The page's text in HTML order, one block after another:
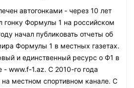
автогонками - через 10 лет
гонку Формулы 1 на российском
начал публиковать отчеты об
Формулы 1 в местных газетах.
и единственный ресурс о Ф1 в
- www.f-1.az. С 2010-го года
местном спортивном канале. С